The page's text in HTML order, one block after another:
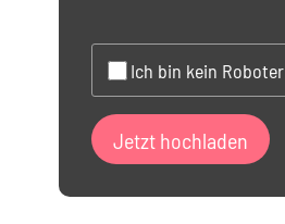
Ich bin kein Roboter